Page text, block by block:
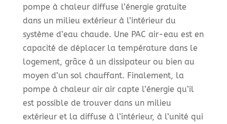
pompe à chaleur diffuse l’énergie gratuite
dans un milieu extérieur à l’intérieur du
système d’eau chaude. Une PAC air-eau est en
capacité de déplacer la température dans le
logement, grâce à un dissipateur ou bien au
moyen d’un sol chauffant. Finalement, la
pompe à chaleur air air capte l’énergie qu’il
est possible de trouver dans un milieu
extérieur et la diffuse à l’intérieur, à l’unité qui